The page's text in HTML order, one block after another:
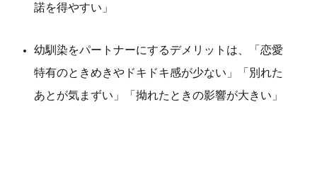
諾を得やすい」
幼馴染をパートナーにするデメリットは、「恋愛
特有のときめきやドキドキ感が少ない」「別れた
あとが気まずい」「拗れたときの影響が大きい」